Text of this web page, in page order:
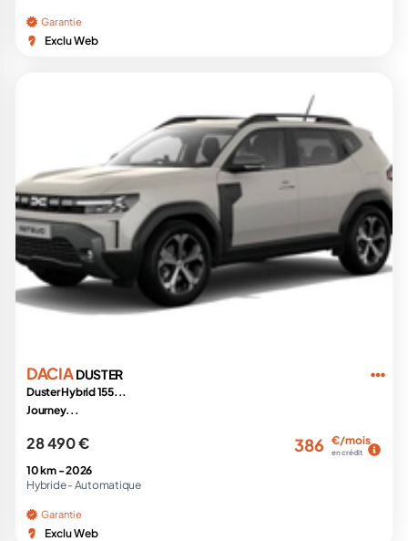
Garantie
Exclu Web
DACIADUSTER
Duster Hybrid 155...
Journey...
28 490 € 386 €/mois
en crédit
10 km -2026
Hybride - Automatique
Garantie
Exclu Web